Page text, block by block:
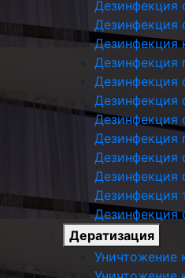
Дезинфекция
Дезинфекция
Дезинфекция
Дезинфекция
Дезинфекция
Дезинфекция
Дезинфекция
Дезинфекция
Дезинфекция
Дезинфекция
Дезинфекция
Дезинфекция
Дератизация
Уничтожение